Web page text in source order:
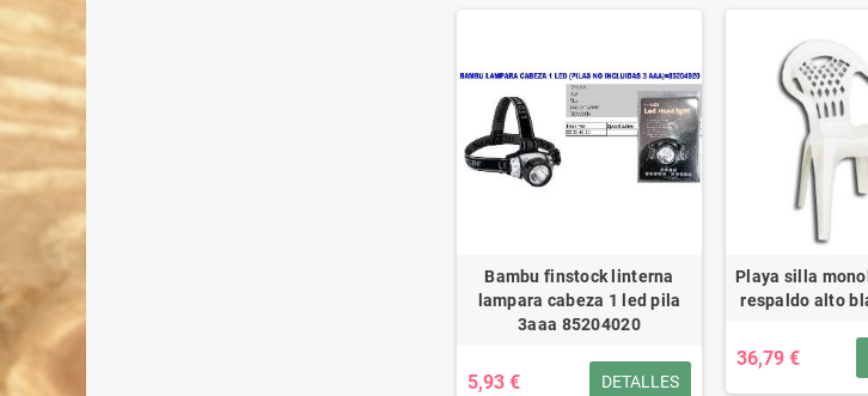
Bambu finstock linterna
lampara cabeza 1 led pila
3aaa 85204020
5,93 € DETALLES
Playa silla
respaldo alto
36,79 €